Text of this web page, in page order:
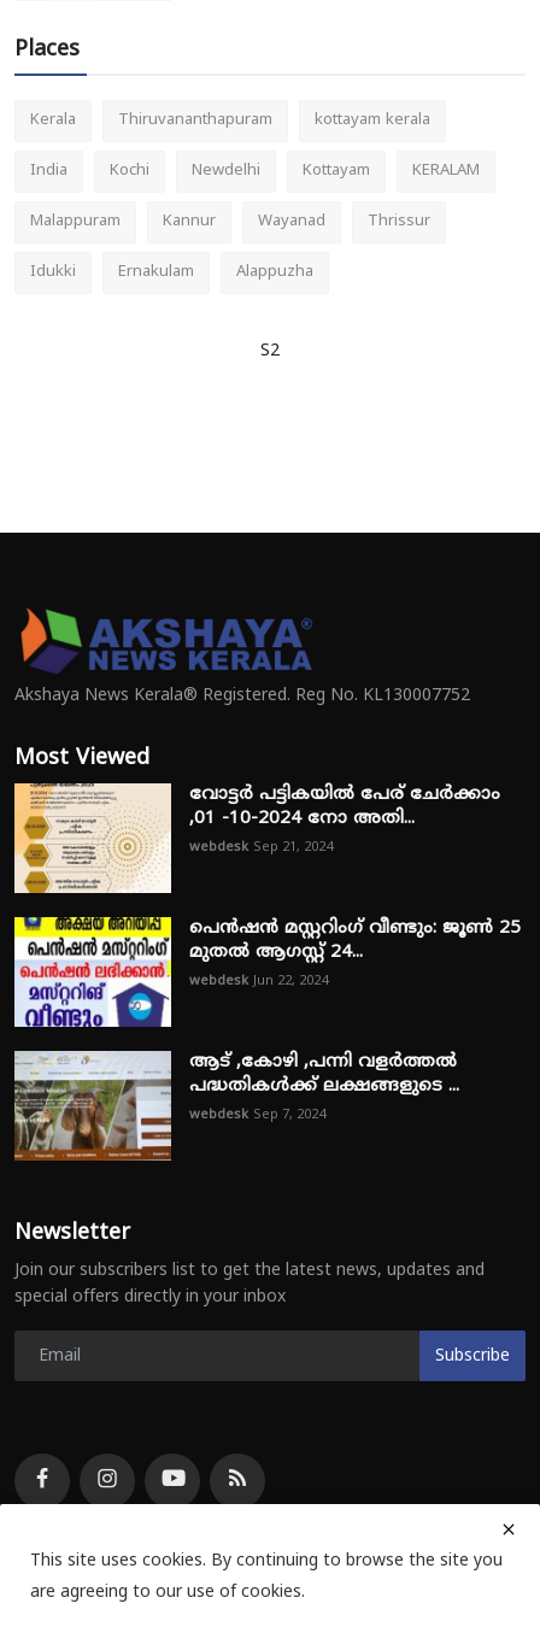
Places
Kerala Thiruvananthapuram kottayam kerala
India Kochi Newdelhi Kottayam KERALAM
Malappuram Kannur Wayanad Thrissur
Idukki Ernakulam Alappuzha
S2
Akshaya News Kerala® Registered. Reg No. KL130007752
Most Viewed
വോട്ടർ പട്ടികയിൽ പേര് ചേർക്കാം
,01 -10-2024 നോ അതി...
webdesk Sep 21, 2024
പെൻഷൻ മസ്റ്ററിംഗ് വീണ്ടും: ജൂൺ 25
മുതൽ ആഗസ്റ്റ് 24...
webdesk Jun 22, 2024
ആട് ,കോഴി ,പന്നി വളർത്തൽ
പദ്ധതികൾക്ക് ലക്ഷങ്ങളുടെ ...
webdesk Sep 7, 2024
Newsletter
Join our subscribers list to get the latest news, updates and
special offers directly in your inbox
Subscribe
This site uses cookies. By continuing to browse the site you
are agreeing to our use of cookies.